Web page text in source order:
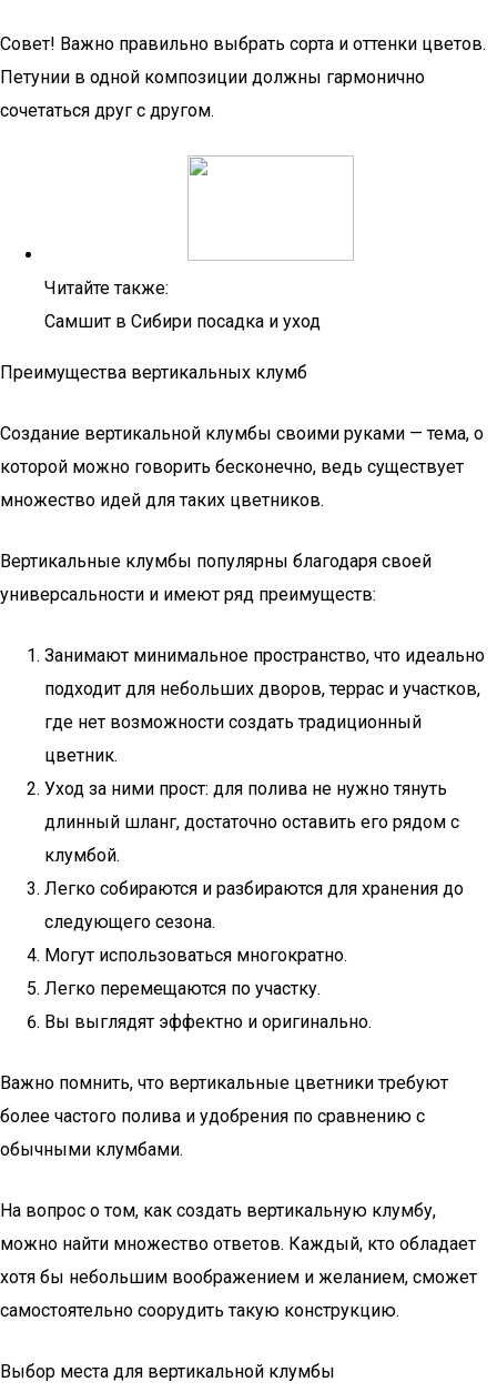
Совет! Важно правильно выбрать сорта и оттенки цветов.
Петунии в одной композиции должны гармонично
сочетаться друг с другом.
Читайте также:
Самшит в Сибири посадка и уход
Преимущества вертикальных клумб
Создание вертикальной клумбы своими руками — тема, о
которой можно говорить бесконечно, ведь существует
множество идей для таких цветников.
Вертикальные клумбы популярны благодаря своей
универсальности и имеют ряд преимуществ:
Занимают минимальное пространство, что идеально
подходит для небольших дворов, террас и участков,
где нет возможности создать традиционный
цветник.
Уход за ними прост: для полива не нужно тянуть
длинный шланг, достаточно оставить его рядом с
клумбой.
Легко собираются и разбираются для хранения до
следующего сезона.
Могут использоваться многократно.
Легко перемещаются по участку.
Вы выглядят эффектно и оригинально.
Важно помнить, что вертикальные цветники требуют
более частого полива и удобрения по сравнению с
обычными клумбами.
На вопрос о том, как создать вертикальную клумбу,
можно найти множество ответов. Каждый, кто обладает
хотя бы небольшим воображением и желанием, сможет
самостоятельно соорудить такую конструкцию.
Выбор места для вертикальной клумбы